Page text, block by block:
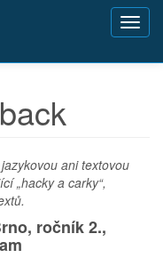
ani textovou
„hacky a carky“,
ročník 2.,